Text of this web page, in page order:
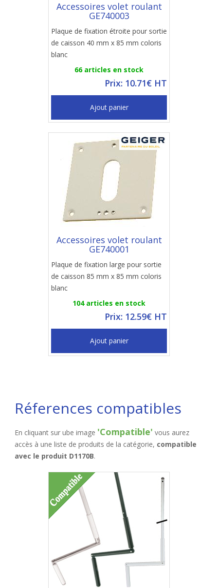
Accessoires volet roulant
GE740003
Plaque de fixation étroite pour sortie
de caisson 40 mm x 85 mm coloris
blanc
66 articles en stock
Prix: 10.71€ HT
Ajout panier
Accessoires volet roulant
GE740001
Plaque de fixation large pour sortie
de caisson 85 mm x 85 mm coloris
blanc
104 articles en stock
Prix: 12.59€ HT
Ajout panier
Réferences compatibles
En cliquant sur ube image 'Compatible' vous aurez
accès à une liste de produits de la catégorie, compatible
avec le produit D1170B.